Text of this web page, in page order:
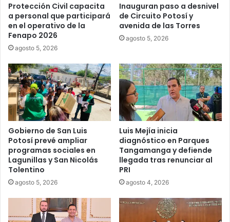
Protección Civil capacita
a personal que participará
en el operativo de la
Fenapo 2026
agosto 5, 2026
Inauguran paso a desnivel
de Circuito Potosí y
avenida de las Torres
agosto 5, 2026
Gobierno de San Luis
Potosí prevé ampliar
programas sociales en
Lagunillas y San Nicolás
Tolentino
agosto 5, 2026
Luis Mejía inicia
diagnóstico en Parques
Tangamanga y defiende
llegada tras renunciar al
PRI
agosto 4, 2026